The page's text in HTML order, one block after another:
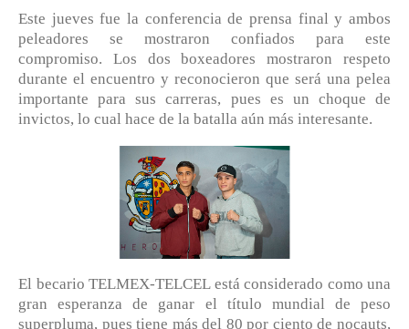
Este jueves fue la conferencia de prensa final y ambos
peleadores se mostraron confiados para este
compromiso. Los dos boxeadores mostraron respeto
durante el encuentro y reconocieron que será una pelea
importante para sus carreras, pues es un choque de
invictos, lo cual hace de la batalla aún más interesante.
El becario TELMEX-TELCEL está considerado como una
gran esperanza de ganar el título mundial de peso
superpluma, pues tiene más del 80 por ciento de nocauts,